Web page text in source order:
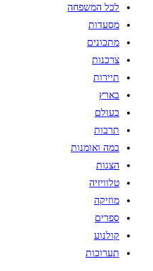
לכל המשפחה
מסעדות
מתכונים
צרכנות
תיירות
בארץ
בעולם
תרבות
במה ואומנות
הצגות
טלוויזיה
מוזיקה
ספרים
קולנוע
תערוכות